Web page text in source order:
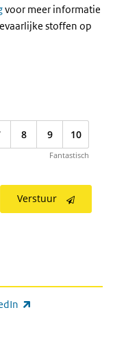
voor meer informatie
stoffen op
8 9 10
Fantastisch
Verstuur
link)